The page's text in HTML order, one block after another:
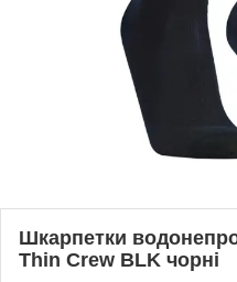
Шкарпетки
Thin Crew BLK чорні